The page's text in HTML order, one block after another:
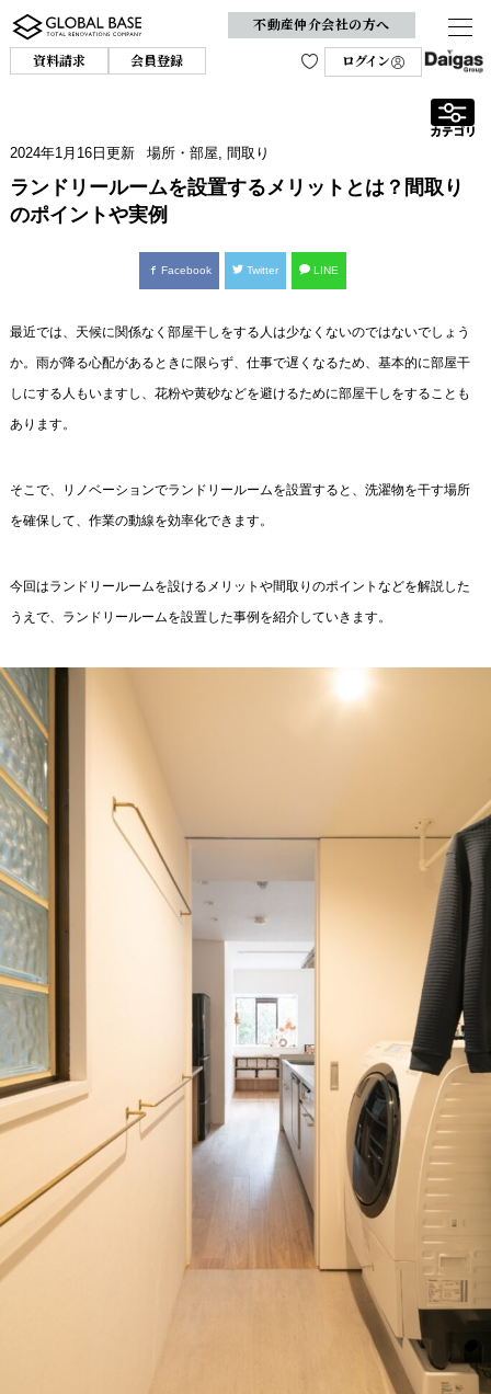
不動産仲介会社の方へ
資料請求
会員登録 ログイン
2024年1月16日更新 場所・部屋, 間取り
ランドリールームを設置するメリットとは？間取り
のポイントや実例
Facebook Twitter LINE
最近では、天候に関係なく部屋干しをする人は少なくないのではないでしょう
か。雨が降る心配があるときに限らず、仕事で遅くなるため、基本的に部屋干
しにする人もいますし、花粉や黄砂などを避けるために部屋干しをすることも
あります。
そこで、リノベーションでランドリールームを設置すると、洗濯物を干す場所
を確保して、作業の動線を効率化できます。
今回はランドリールームを設けるメリットや間取りのポイントなどを解説した
うえで、ランドリールームを設置した事例を紹介していきます。